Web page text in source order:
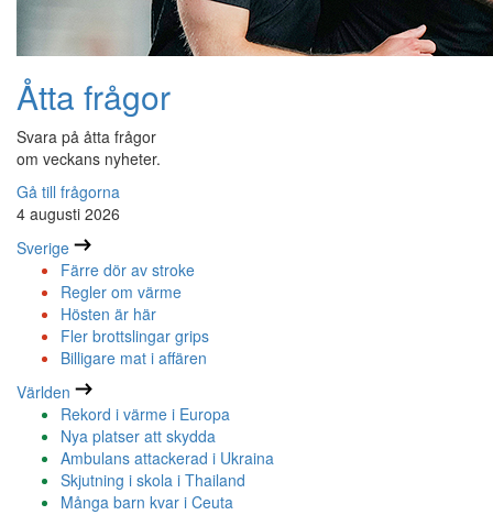
Åtta frågor
Svara på åtta frågor
om veckans nyheter.
Gå till frågorna
4 augusti 2026
Sverige
Färre dör av stroke
Regler om värme
Hösten är här
Fler brottslingar grips
Billigare mat i affären
Världen
Rekord i värme i Europa
Nya platser att skydda
Ambulans attackerad i Ukraina
Skjutning i skola i Thailand
Många barn kvar i Ceuta